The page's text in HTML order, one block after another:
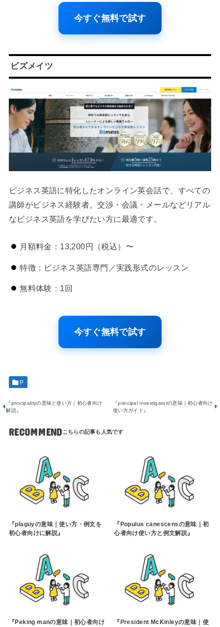
今すぐ無料で試す
ビズメイツ
ビジネス英語に特化したオンライン英会話で、すべての
講師がビジネス経験者。交渉・会議・メールなどリアル
なビジネス英語を学びたい方に最適です。
月額料金：13,200円（税込）〜
特徴：ビジネス英語専門／実践形式のレッスン
無料体験：1回
今すぐ無料で試す
P
『principalityの意味と使い方｜初心者向け
解説』
『principal investigatorの意味｜初心者向け
使い方ガイド』
RECOMMEND
『plaguyの意味｜使い方・例文を
初心者向けに解説』
『Populus canescensの意味｜初
心者向け使い方と例文解説』
『Peking manの意味｜初心者向け 『President McKinleyの意味｜使